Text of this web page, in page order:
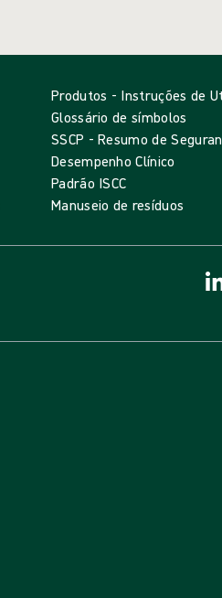
Produtos - Instruções de
Glossário de símbolos
SSCP - Resumo de
Desempenho Clínico
Padrão ISCC
Manuseio de resíduos